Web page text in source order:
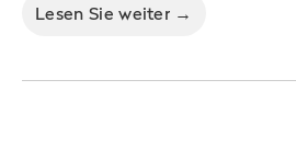
Lesen Sie weiter →